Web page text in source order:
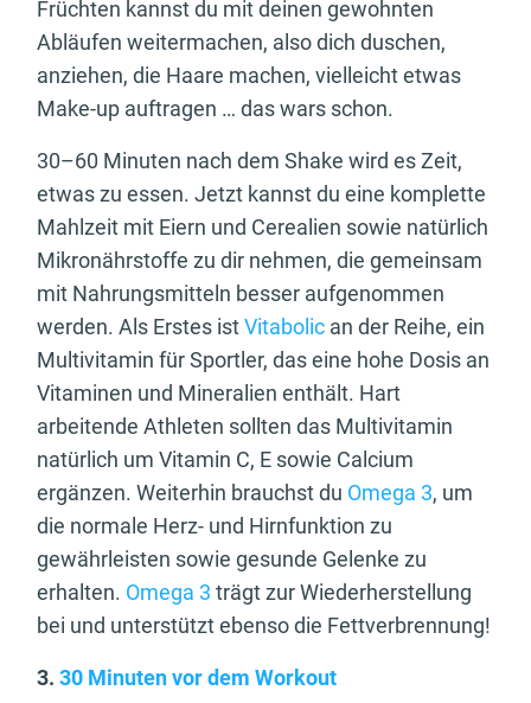
Früchten kannst du mit deinen gewohnten
Abläufen weitermachen, also dich duschen,
anziehen, die Haare machen, vielleicht etwas
Make-up auftragen … das wars schon.
30–60 Minuten nach dem Shake wird es Zeit,
etwas zu essen. Jetzt kannst du eine komplette
Mahlzeit mit Eiern und Cerealien sowie natürlich
Mikronährstoffe zu dir nehmen, die gemeinsam
mit Nahrungsmitteln besser aufgenommen
werden. Als Erstes istVitabolic an der Reihe, ein
Multivitamin für Sportler, das eine hohe Dosis an
Vitaminen und Mineralien enthält. Hart
arbeitende Athleten sollten das Multivitamin
natürlich um Vitamin C, E sowie Calcium
ergänzen. Weiterhin brauchst du Omega 3, um
die normale Herz- und Hirnfunktion zu
gewährleisten sowie gesunde Gelenke zu
erhalten. Omega 3 trägt zur Wiederherstellung
bei und unterstützt ebenso die Fettverbrennung!
3. 30 Minuten vor dem Workout